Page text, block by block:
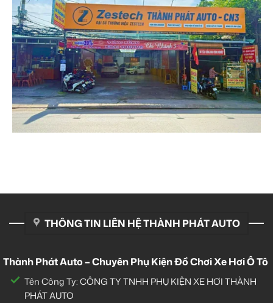
THÔNG TIN LIÊN HỆ THÀNH PHÁT AUTO
Thành Phát Auto – Chuyên Phụ Kiện Đồ Chơi Xe Hơi Ô Tô
Tên Công Ty: CÔNG TY TNHH PHỤ KIỆN XE HƠI THÀNH
PHÁT AUTO